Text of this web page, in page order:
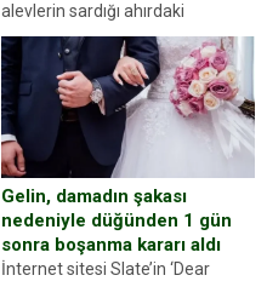
alevlerin sardığı ahırdaki
hayvanlarını kurtarmak isteyen
Zeki Demir (66) ölümden döndü.
Yüzünde ve ellerinde yanıklar
oluşan Demir, kâbus dolu anları
anlattı… Merkeze bağlı...
Gelin, damadın şakası
nedeniyle düğünden 1 gün
sonra boşanma kararı aldı
İnternet sitesi Slate’in ‘Dear